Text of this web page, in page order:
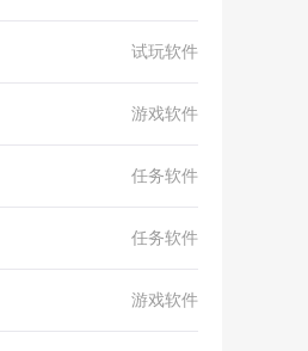
试玩软件
游戏软件
任务软件
任务软件
游戏软件